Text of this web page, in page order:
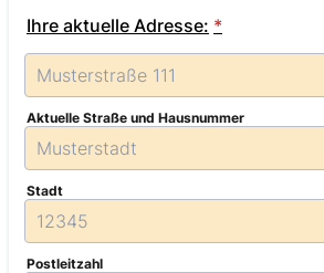
Ihre aktuelle Adresse: *
Aktuelle Straße und Hausnummer
Stadt
Postleitzahl